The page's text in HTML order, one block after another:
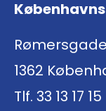
Rømersgade
1362
Tlf. 33 13 17 15